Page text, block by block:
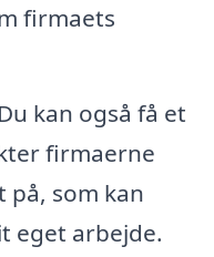
firmaets
Du kan også få et
firmaerne
som kan
eget arbejde.